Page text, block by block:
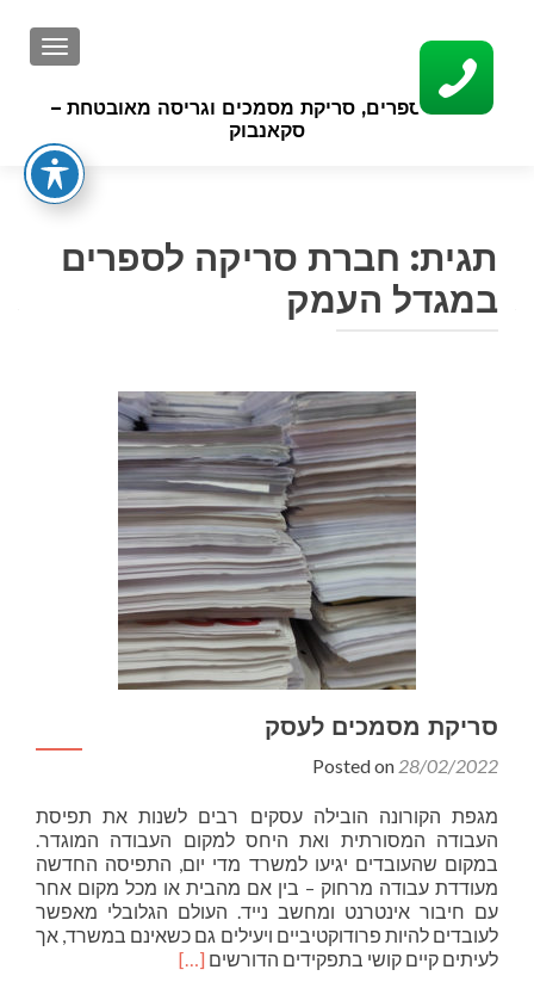
סריקת ספרים, סריקת מסמכים וגריסה מאובטחת –
סקאנבוק
תגית: חברת סריקה לספרים
במגדל העמק
סריקת מסמכים לעסק
Posted on 28/02/2022
מגפת הקורונה הובילה עסקים רבים לשנות את תפיסת
העבודה המסורתית ואת היחס למקום העבודה המוגדר.
במקום שהעובדים יגיעו למשרד מדי יום, התפיסה החדשה
מעודדת עבודה מרחוק – בין אם מהבית או מכל מקום אחר
עם חיבור אינטרנט ומחשב נייד. העולם הגלובלי מאפשר
לעובדים להיות פרודוקטיביים ויעילים גם כשאינם במשרד, אך
לעיתים קיים קושי בתפקידים הדורשים Read
[…]